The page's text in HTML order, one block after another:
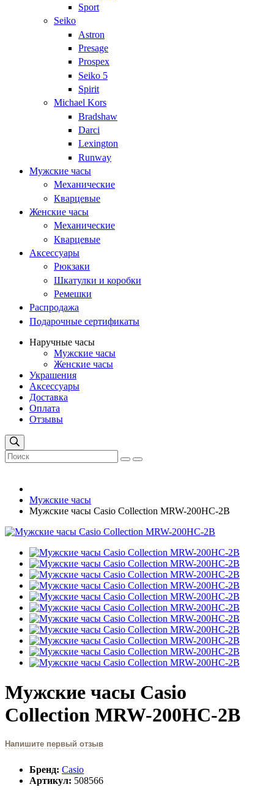
Sport
Seiko
Astron
Presage
Prospex
Seiko 5
Spirit
Michael Kors
Bradshaw
Darci
Lexington
Runway
Мужские часы
Механические
Кварцевые
Женские часы
Механические
Кварцевые
Аксессуары
Рюкзаки
Шкатулки и коробки
Ремешки
Распродажа
Подарочные сертификаты
Наручные часы
Мужские часы
Женские часы
Украшения
Аксессуары
Доставка
Оплата
Отзывы
Мужские часы
Мужские часы Casio Collection MRW-200HC-2B
Мужские часы Casio
Collection MRW-200HC-2B
Напишите первый отзыв
Бренд: Casio
Артикул: 508566